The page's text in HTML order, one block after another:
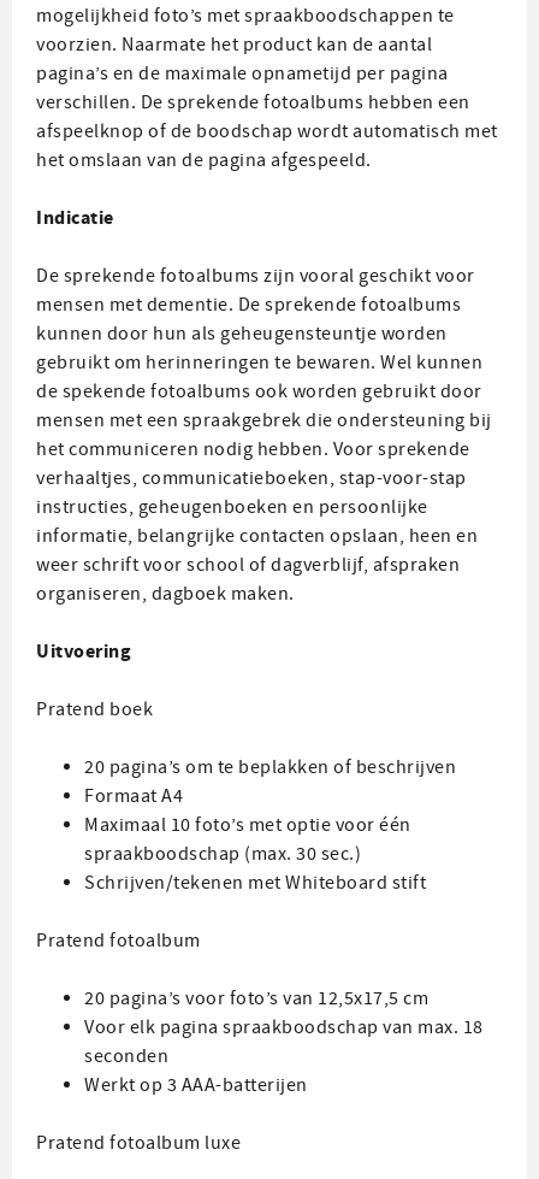
mogelijkheid foto’s met spraakboodschappen te
voorzien. Naarmate het product kan de aantal
pagina’s en de maximale opnametijd per pagina
verschillen. De sprekende fotoalbums hebben een
afspeelknop of de boodschap wordt automatisch met
het omslaan van de pagina afgespeeld.
Indicatie
De sprekende fotoalbums zijn vooral geschikt voor
mensen met dementie. De sprekende fotoalbums
kunnen door hun als geheugensteuntje worden
gebruikt om herinneringen te bewaren. Wel kunnen
de spekende fotoalbums ook worden gebruikt door
mensen met een spraakgebrek die ondersteuning bij
het communiceren nodig hebben. Voor sprekende
verhaaltjes, communicatieboeken, stap-voor-stap
instructies, geheugenboeken en persoonlijke
informatie, belangrijke contacten opslaan, heen en
weer schrift voor school of dagverblijf, afspraken
organiseren, dagboek maken.
Uitvoering
Pratend boek
20 pagina’s om te beplakken of beschrijven
Formaat A4
Maximaal 10 foto’s met optie voor één
spraakboodschap (max. 30 sec.)
Schrijven/tekenen met Whiteboard stift
Pratend fotoalbum
20 pagina’s voor foto’s van 12,5x17,5 cm
Voor elk pagina spraakboodschap van max. 18
seconden
Werkt op 3 AAA-batterijen
Pratend fotoalbum luxe